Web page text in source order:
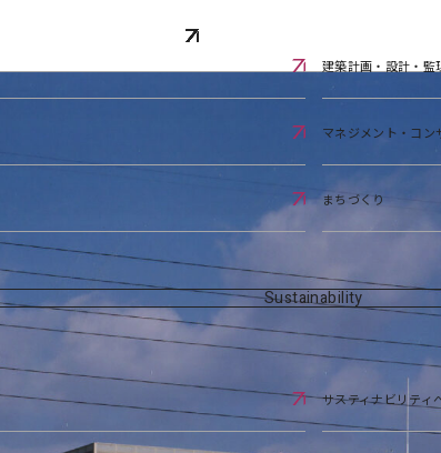
建築計画・設計・監
マネジメント・コン
まちづくり
Sustainability
サスティナビリティ